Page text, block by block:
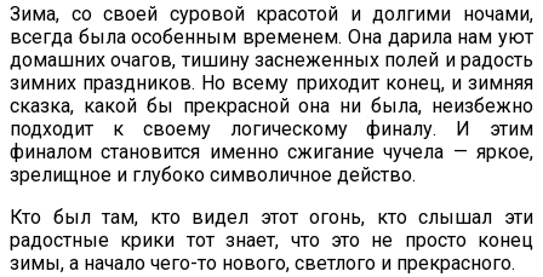
Зима, со своей суровой красотой и долгими ночами,
всегда была особенным временем. Она дарила нам уют
домашних очагов, тишину заснеженных полей и радость
зимних праздников. Но всему приходит конец, и зимняя
сказка, какой бы прекрасной она ни была, неизбежно
подходит к своему логическому финалу. И этим
финалом становится именно сжигание чучела — яркое,
зрелищное и глубоко символичное действо.
Кто был там, кто видел этот огонь, кто слышал эти
радостные крики тот знает, что это не просто конец
зимы, а начало чего-то нового, светлого и прекрасного.